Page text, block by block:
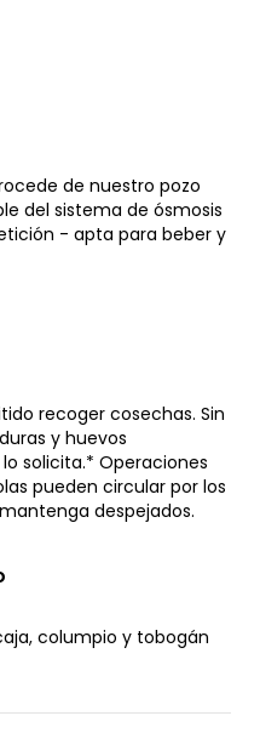
de nuestro pozo
del sistema de ósmosis
- apta para beber y
recoger cosechas. Sin
y huevos
solicita.* Operaciones
pueden circular por los
despejados.
columpio y tobogán